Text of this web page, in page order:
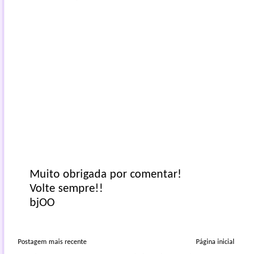
Muito obrigada por comentar!
Volte sempre!!
bjOO
Postagem mais recente Página inicial